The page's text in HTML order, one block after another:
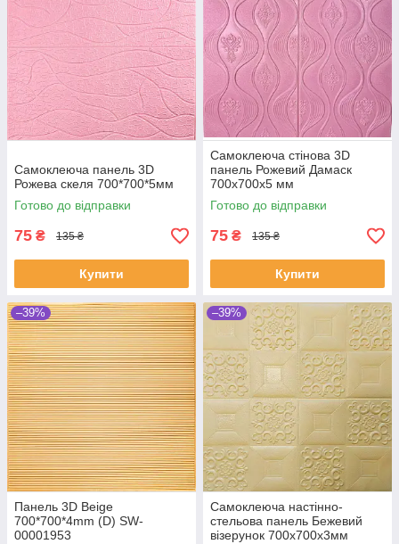
Самоклеюча панель 3D
Рожева скеля 700*700*5мм
Готово до відправки
75 ₴ 135 ₴
Купити
Самоклеюча стінова 3D
панель Рожевий Дамаск
700х700х5 мм
Готово до відправки
75 ₴ 135 ₴
Купити
–39%
Панель 3D Beige
700*700*4mm (D) SW-
00001953
–39%
Самоклеюча настінно-
стельова панель Бежевий
візерунок 700x700x3мм